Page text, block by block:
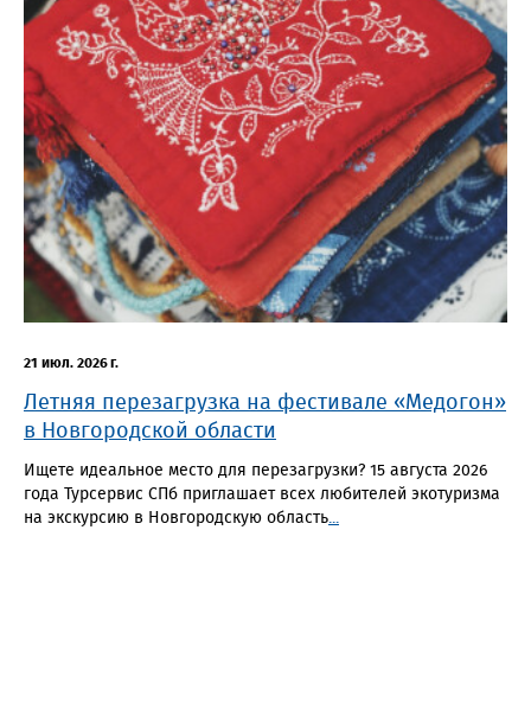
21 июл. 2026 г.
Летняя перезагрузка на фестивале «Медогон»
в Новгородской области
Ищете идеальное место для перезагрузки? 15 августа 2026
года Турсервис СПб приглашает всех любителей экотуризма
на экскурсию в Новгородскую область...